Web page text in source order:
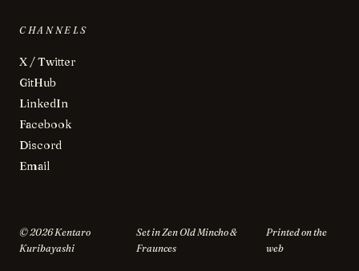
CHANNELS
X / Twitter
GitHub
LinkedIn
Facebook
Discord
Email
©2026Kentaro
Kuribayashi
Set in Zen Old Mincho &
Fraunces
Printed on the
web